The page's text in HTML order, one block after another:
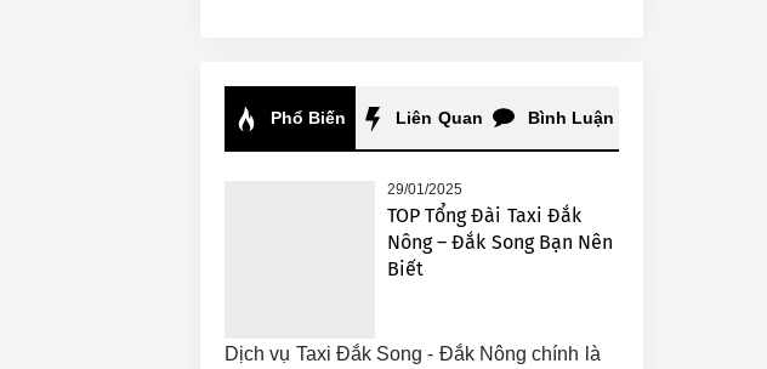
Phổ Biến Liên Quan Bình Luận
29/01/2025
TOP Tổng Đài Taxi Đắk
Nông – Đắk Song Bạn Nên
Biết
Dịch vụ Taxi Đắk Song - Đắk Nông chính là